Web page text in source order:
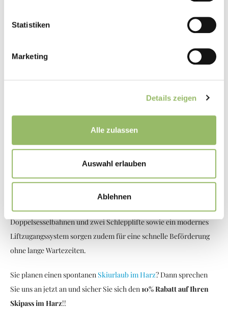
Statistiken
Marketing
Details zeigen
Alle zulassen
Auswahl erlauben
Ablehnen
Alle Gäste des Hotel Panoramic in Bad Lauterberg erhalten gegen
Abfahrten, Anfänger profitieren von den Pisten im flacheren
Gelände. Zudem erwartet Sie in dem Skigebiete eine weitere
Besonderheit: Sofern die Schneelage es erlaubt, können Sie
Skizentrum Matthias-Schmidt-Berg mittwochs, freitags und
samstags sogar im Dunkeln bei Flutlicht
Doppelsesselbahnen und zwei Schlepplifte sowie ein modernes
Liftzugangssystem sorgen zudem für eine schnelle Beförderung
ohne lange Wartezeiten.
Sie planen einen spontanenSkiurlaub im Harz? Dann sprechen
Sie uns an jetzt an und sicher Sie sich den10% Rabatt auf Ihren
Skipass im Harz!!